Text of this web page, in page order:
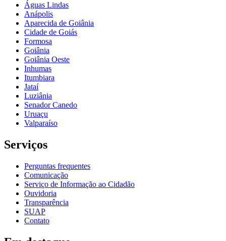
Águas Lindas
Anápolis
Aparecida de Goiânia
Cidade de Goiás
Formosa
Goiânia
Goiânia Oeste
Inhumas
Itumbiara
Jataí
Luziânia
Senador Canedo
Uruaçu
Valparaíso
Serviços
Perguntas frequentes
Comunicação
Serviço de Informação ao Cidadão
Ouvidoria
Transparência
SUAP
Contato